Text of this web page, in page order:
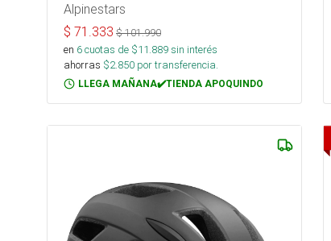
Alpinestars
$ 71.333 $101.990
en 6cuotas de $11.889sin interés
ahorras $2.850 por transferencia.
LLEGA MAÑANA✔️TIENDA APOQUINDO